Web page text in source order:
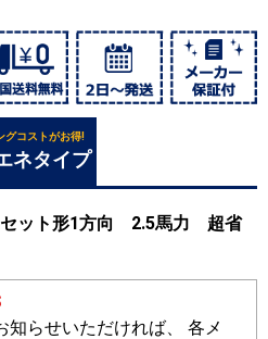
グコストがお得!
ネタイプ
ット形1方向 2.5馬力 超省
知らせいただければ、 各メ